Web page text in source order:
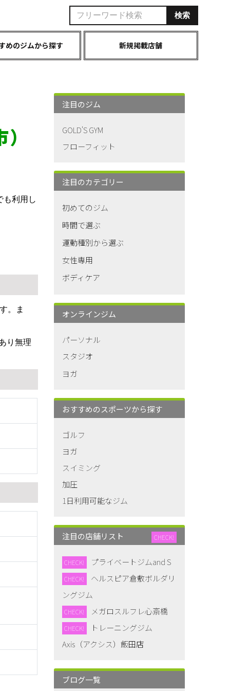
めのジムから探す 新規掲載店舗
も利用し
。ま
り無理
注目のジム
GOLD'S GYM
フローフィット
注目のカテゴリー
初めてのジム
時間で選ぶ
運動種別から選ぶ
女性専用
ボディケア
オンラインジム
パーソナル
スタジオ
ヨガ
おすすめのスポーツから探す
ゴルフ
ヨガ
スイミング
加圧
1日利用可能なジム
注目の店舗リスト CHECK!
CHECK! プライベートジムand S
CHECK!
ヘルスピア倉敷ボルダリ
ングジム
CHECK! メガロスルフレ心斎橋
CHECK!
トレーニングジム
Axis（アクシス）飯田店
ブログ一覧